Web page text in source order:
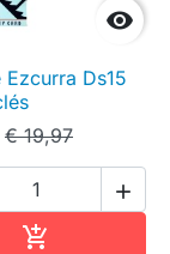

Ds15
€ 19,97

